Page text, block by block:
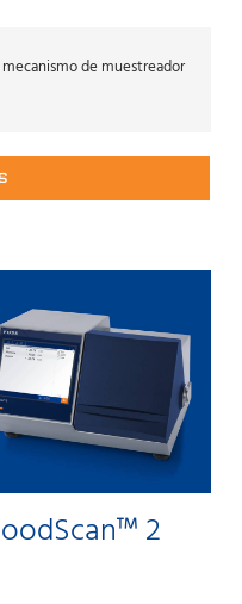
de muestreador
2